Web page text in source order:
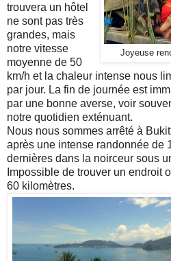
Joyeuse
trouvera un hôtel
ne sont pas très
grandes, mais
notre vitesse
moyenne de 50
km/h et la chaleur intense nous
par jour. La fin de journée est
par une bonne averse, voir
notre quotidien exténuant.
Nous nous sommes arrêté à
après une intense randonnée de
dernières dans la noirceur sous
Impossible de trouver un endroit
60 kilomètres.